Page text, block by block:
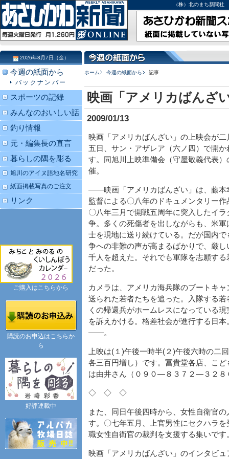
（株）北のまち新聞
ホーム 今週の紙面から 記事
映画「アメリカばんざ
2009/01/13
映画「アメリカばんざい」の上映会が二
五日、サン・アザレア（六ノ四）で開か
す。同旭川上映準備会（守屋敬義代表）
催。
――映画「アメリカばんざい」は、藤本
監督による〇八年のドキュメンタリー作
〇八年三月で開戦五周年に突入したイラ
争。多くの死傷者を出しながらも、米軍
士を現地に送り続けている。だが国内で
争への非難の声が高まるばかりで、厳
千人を超えた。それでも軍隊を志願す
だった。
カメラは、アメリカ海兵隊のブートキ
送られた若者たちを追った。入隊する
くの帰還兵がホームレスになっている
を訴えかける。格差社会が進行する日
――。
上映は(１)午後一時半(２)午後六時の二
各三百円増し）です。冨貴堂各店、こ
は由井さん（０９０―８３７２―３２８
◇ ◇ ◇
また、同日午後四時から、女性自衛官
す。〇七年五月、上官男性にセクハラ
職女性自衛官の裁判を支援する集いです
映画「アメリカばんざい」のインタビ
2026年8月7日（金）
今週の紙面から
バックナンバー
スポーツの記録
みんなのおいしい話
釣り情報
元・編集長の直言
暮らしの隅を彫る
旭川のアイヌ語地名研究
紙面掲載写真のご注文
リンク
ご購入はこちらから
購読のお申込はこちらか
ら
好評連載中